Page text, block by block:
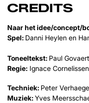
CREDITS
Naar het idee/concept/
Spel: Danni Heylen en
Toneeltekst: Paul
Regie: Ignace Cornelissen
Techniek: Peter
Muziek:Yves